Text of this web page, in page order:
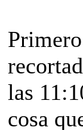
las
cosa